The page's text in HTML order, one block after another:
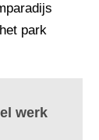
park
werk